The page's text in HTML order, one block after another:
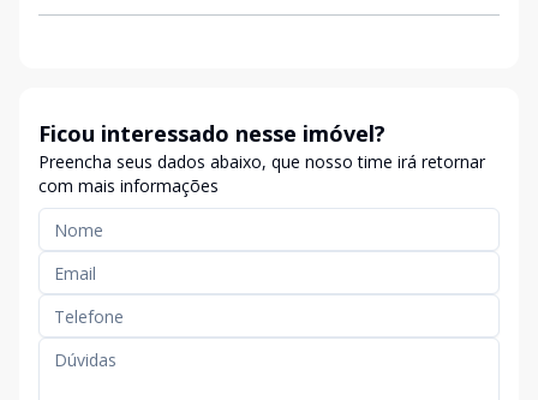
Ficou interessado nesse imóvel?
Preencha seus dados abaixo, que nosso time irá retornar
com mais informações